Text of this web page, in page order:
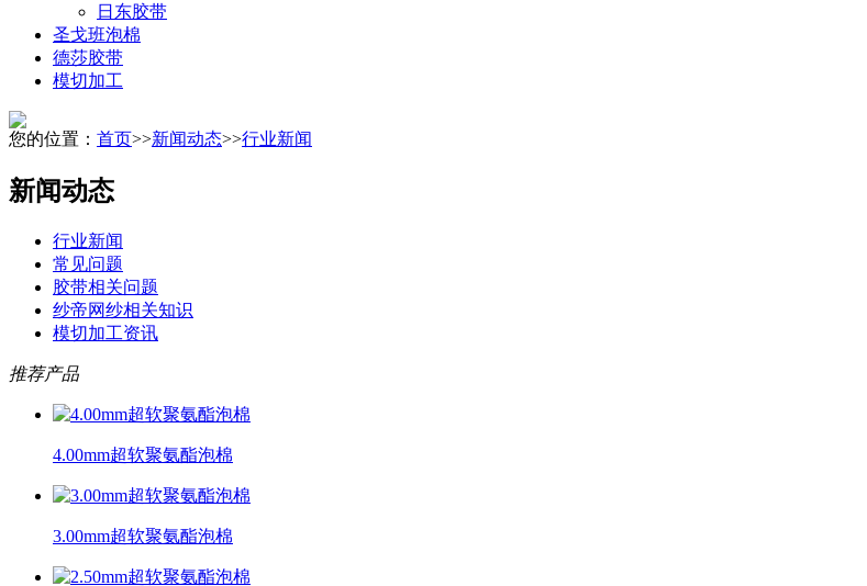
日东胶带
圣戈班泡棉
德莎胶带
模切加工
您的位置： 首页>>新闻动态>>行业新闻
新闻动态
行业新闻
常见问题
胶带相关问题
纱帝网纱相关知识
模切加工资讯
推荐产品
4.00mm超软聚氨酯泡棉
3.00mm超软聚氨酯泡棉